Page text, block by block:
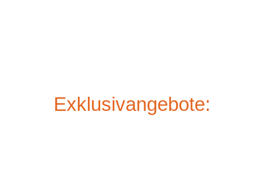
Exklusivangebote: